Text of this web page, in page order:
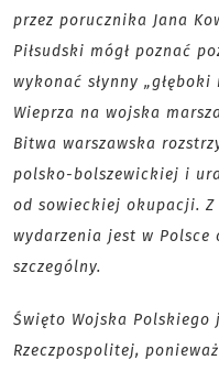
przez porucznika Jana
Piłsudski mógł poznać
wykonać słynny
Wieprza na wojska
Bitwa warszawska
polsko-bolszewickiej i
od sowieckiej okupacji.
wydarzenia jest w Polsce
szczególny.
Święto Wojska
Rzeczpospolitej,